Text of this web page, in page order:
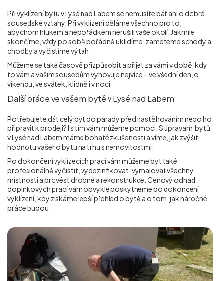
Přivyklízení bytuv Lysé nad Labem se nemusíte bát ani o dobré
sousedské vztahy. Při vyklízení děláme všechno pro to,
abychom hlukem a nepořádkem nerušili vaše okolí. Jakmile
skončíme, vždy po sobě pořádně uklidíme, zameteme schody a
chodby a vyčistíme výtah.
Můžeme se také časově přizpůsobit a přijet za vámi v době, kdy
to vám a vašim sousedům vyhovuje nejvíce – ve všední den, o
víkendu, ve svátek, klidně i v noci.
Další práce ve vašem bytě v Lysé nad Labem
Potřebujete dát celý byt do parády před nastěhováním nebo ho
připravit k prodeji? I s tím vám můžeme pomoci. S úpravami bytů
v Lysé nad Labem máme bohaté zkušenosti a víme, jak zvýšit
hodnotu vašeho bytu na trhu s nemovitostmi.
Po dokončení vyklízecích prací vám můžeme byt také
profesionálně vyčistit, vydezinfikovat, vymalovat všechny
místnosti a provést drobné a rekonstrukce. Cenový odhad
doplňkových prací vám obvykle poskytneme po dokončení
vyklízení, kdy získáme lepší přehled o bytě a o tom, jak náročné
práce budou.